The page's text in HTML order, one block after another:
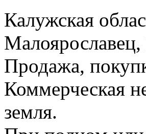
Калужская
Малоярославец,
Продажа,
Коммерческая
земля.